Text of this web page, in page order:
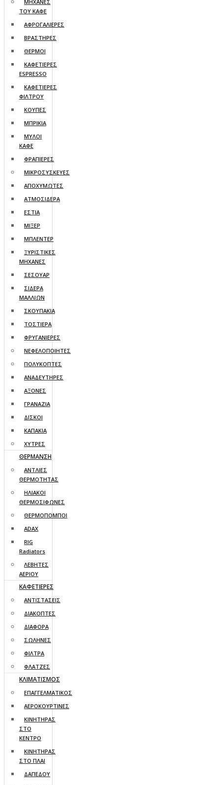
ΜΗΧΑΝΕΣ
ΤΟΥ ΚΑΦΕ
ΑΦΡΟΓΑΛΙΕΡΕΣ
ΒΡΑΣΤΗΡΕΣ
ΘΕΡΜΟΙ
ΚΑΦΕΤΙΕΡΕΣ
ESPRESSO
ΚΑΦΕΤΙΕΡΕΣ
ΦΙΛΤΡΟΥ
ΚΟΥΠΕΣ
ΜΠΡΙΚΙΑ
ΜΥΛΟΙ
ΚΑΦΕ
ΦΡΑΠΙΕΡΕΣ
ΜΙΚΡΟΣΥΣΚΕΥΕΣ
ΑΠΟΧΥΜΩΤΕΣ
ΑΤΜΟΣΙΔΕΡΑ
ΕΣΤΙΑ
ΜΙΞΕΡ
ΜΠΛΕΝΤΕΡ
ΞΥΡΙΣΤΙΚΕΣ
ΜΗΧΑΝΕΣ
ΣΕΣΟΥΑΡ
ΣΙΔΕΡΑ
ΜΑΛΛΙΩΝ
ΣΚΟΥΠΑΚΙΑ
ΤΟΣΤΙΕΡΑ
ΦΡΥΓΑΝΙΕΡΕΣ
ΝΕΦΕΛΟΠΟΙΗΤΕΣ
ΠΟΛΥΚΟΠΤΕΣ
ΑΝΑΔΕΥΤΗΡΕΣ
ΑΞΟΝΕΣ
ΓΡΑΝΑΖΙΑ
ΔΙΣΚΟΙ
ΚΑΠΑΚΙΑ
ΧΥΤΡΕΣ
ΘΕΡΜΑΝΣΗ
ΑΝΤΛΙΕΣ
ΘΕΡΜΟΤΗΤΑΣ
ΗΛΙΑΚΟΙ
ΘΕΡΜΟΣΙΦΩΝΕΣ
ΘΕΡΜΟΠΟΜΠΟΙ
ADAX
RIG
Radiators
ΛΕΒΗΤΕΣ
ΑΕΡΙΟΥ
ΚΑΦΕΤΙΕΡΕΣ
ΑΝΤΙΣΤΑΣΕΙΣ
ΔΙΑΚΟΠΤΕΣ
ΔΙΑΦΟΡΑ
ΣΩΛΗΝΕΣ
ΦΙΛΤΡΑ
ΦΛΑΤΖΕΣ
ΚΛΙΜΑΤΙΣΜΟΣ
ΕΠΑΓΓΕΛΜΑΤΙΚΟΣ
ΑΕΡΟΚΟΥΡΤΙΝΕΣ
ΚΙΝΗΤΗΡΑΣ
ΣΤΟ
ΚΕΝΤΡΟ
ΚΙΝΗΤΗΡΑΣ
ΣΤΟ ΠΛΑΙ
ΔΑΠΕΔΟΥ